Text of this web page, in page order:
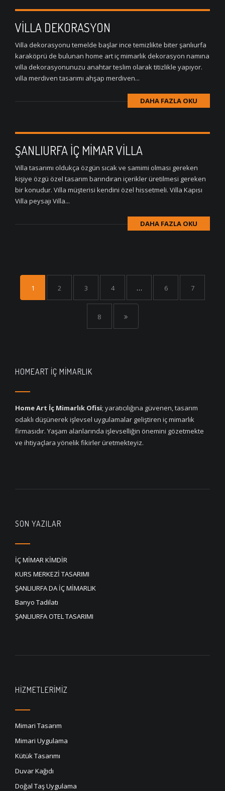
VİLLA DEKORASYON
Villa dekorasyonu temelde başlar ince temizlikte biter şanlıurfa
karaköprü de bulunan home art iç mimarlık dekorasyon namına
villa dekorasyonunuzu anahtar teslim olarak titizlikle yapıyor.
villa merdiven tasarımı ahşap merdiven...
DAHA FAZLA OKU
ŞANLIURFA İÇ MİMAR VİLLA
Villa tasarımı oldukça özgün sıcak ve samimi olması gereken
kişiye özgü özel tasarım barındıran içerikler üretilmesi gereken
bir konudur. Villa müşterisi kendini özel hissetmeli. Villa Kapısı
Villa peysajı Villa...
DAHA FAZLA OKU
1 2 3 4 … 6 7
8
HOMEART İÇ MIMARLIK
Home Art İç Mimarlık Ofisi; yaratıcılığına güvenen, tasarım
odaklı düşünerek işlevsel uygulamalar geliştiren iç mimarlık
firmasıdır. Yaşam alanlarında işlevselliğin önemini gözetmekte
ve ihtiyaçlara yönelik fikirler üretmekteyiz.
SON YAZILAR
İÇ MİMAR KİMDİR
KURS MERKEZİ TASARIMI
ŞANLIURFA DA İÇ MİMARLIK
Banyo Tadilatı
ŞANLIURFA OTEL TASARIMI
HIZMETLERIMIZ
Mimari Tasarım
Mimari Uygulama
Kütük Tasarımı
Duvar Kağıdı
Doğal Taş Uygulama